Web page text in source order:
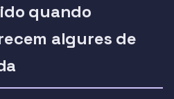
quando
algures de